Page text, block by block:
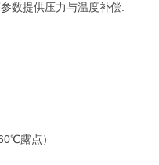
数提供压力与温度补偿.
℃露点）